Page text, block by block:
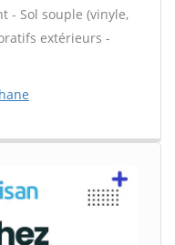
- Sol souple (vinyle,
extérieurs -